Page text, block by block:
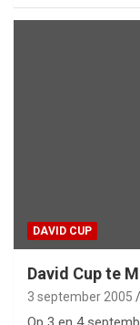
DAVID CUP
David Cup te
3 september 2005